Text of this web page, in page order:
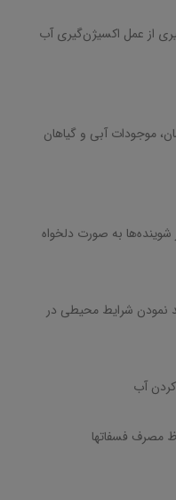
به صورت دلخواه
نمودن شرایط محیطی در